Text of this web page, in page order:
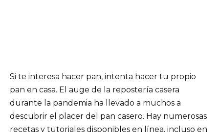
Si te interesa hacer pan, intenta hacer tu propio
pan en casa. El auge de la repostería casera
durante la pandemia ha llevado a muchos a
descubrir el placer del pan casero. Hay numerosas
recetas y tutoriales disponibles en línea, incluso en